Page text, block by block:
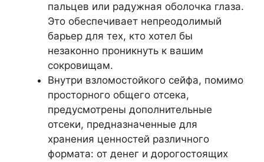
пальцев или радужная оболочка глаза.
Это обеспечивает непреодолимый
барьер для тех, кто хотел бы
незаконно проникнуть к вашим
сокровищам.
Внутри взломостойкого сейфа, помимо
просторного общего отсека,
предусмотрены дополнительные
отсеки, предназначенные для
хранения ценностей различного
формата: от денег и дорогостоящих